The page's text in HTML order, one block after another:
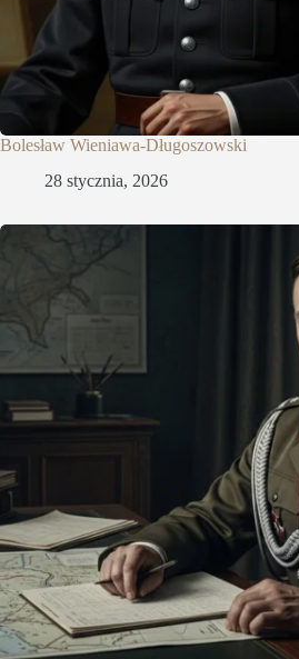
Bolesław Wieniawa-Długoszowski
28 stycznia, 2026